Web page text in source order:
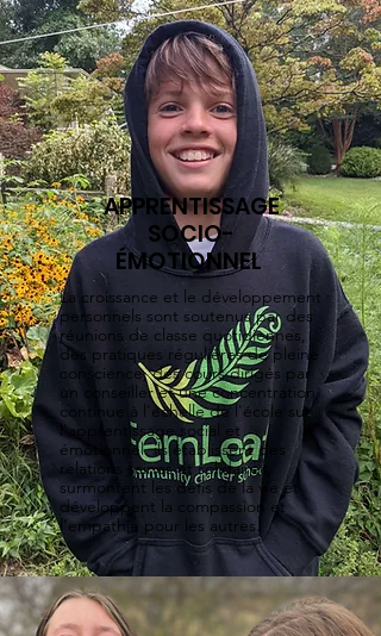
APPRENTISSAGE
SOCIO-
ÉMOTIONNEL
La croissance et le développement
personnels sont soutenus par des
réunions de classe quotidiennes,
des pratiques régulières de pleine
conscience, des cours dirigés par
un conseiller et une concentration
continue à l'échelle de l'école sur
l'apprentissage social et
émotionnel. ils établissent des
relations saines et solidaires,
surmontent les défis de la vie et
développent la compassion et
l'empathie pour les autres.